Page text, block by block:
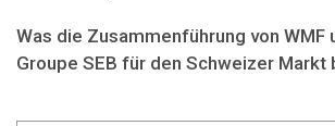
Was die Zusammenführung von WMF
Groupe SEB für den Schweizer Markt